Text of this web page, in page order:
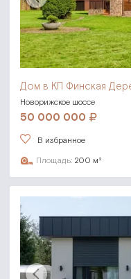
Дом в КП Финская
Новорижское шоссе
50 000 000
В избранное
Площадь: 200 м²